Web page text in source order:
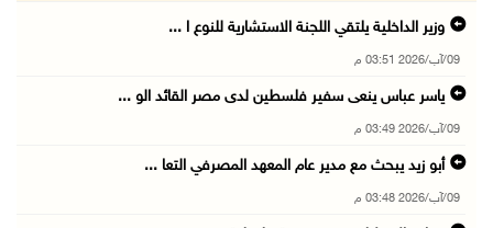
وزير الداخلية يلتقي اللجنة الاستشارية للنوع ا ...
09/آب/2026 03:51 م
ياسر عباس ينعى سفير فلسطين لدى مصر القائد الو ...
09/آب/2026 03:49 م
أبو زيد يبحث مع مدير عام المعهد المصرفي التعا ...
09/آب/2026 03:48 م